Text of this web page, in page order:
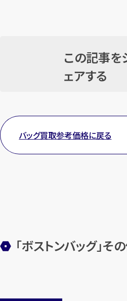
この記事を
ェアする
バッグ買取参考価格に戻る
「ボストンバッグ」